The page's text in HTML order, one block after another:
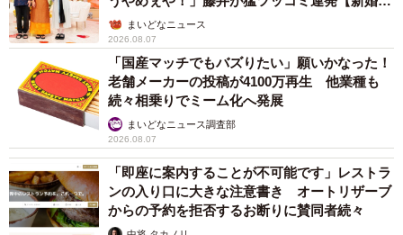
7/8
楽しくてダッシュ！（提供：☆柴犬タップ☆さん）
「よく『散歩の行き先は飼い主が決めて主従関係を…』と
か何とか、見たり聞いたりしますが、ウチは見ての通りで
ん】まいどなニュース
2026.08.07
「国産マッチでもバズりたい」願いかなった！
老舗メーカーの投稿が4100万再生 他業種も
続々相乗りでミーム化へ発展
まいどなニュース調査部
2026.08.07
「即座に案内することが不可能です」レストラ
ンの入り口に大きな注意書き オートリザーブ
からの予約を拒否するお断りに賛同者続々